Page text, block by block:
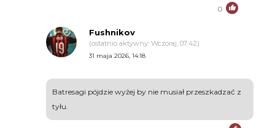
0
Fushnikov
(ostatnio aktywny: Wczoraj, 07:42)
31 maja 2026, 14:18
Batresagi pójdzie wyżej by nie musiał przeszkadzać z
tyłu.